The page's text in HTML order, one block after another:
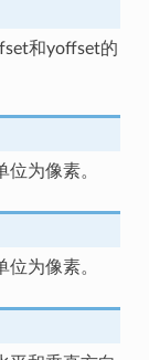
和yoffset的
为像素。
为像素。